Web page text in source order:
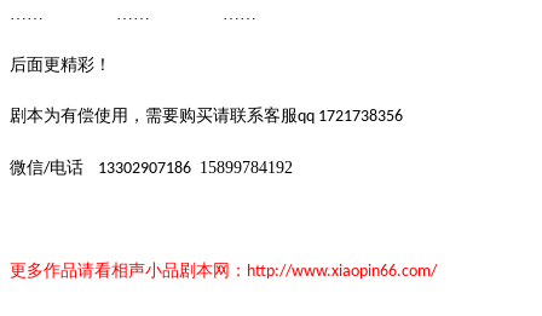
后面更精彩！
剧本为有偿使用，需要购买请联系客服qq 1721738356
微信/电话 13302907186 15899784192
更多作品请看相声小品剧本网： http://www.xiaopin66.com/